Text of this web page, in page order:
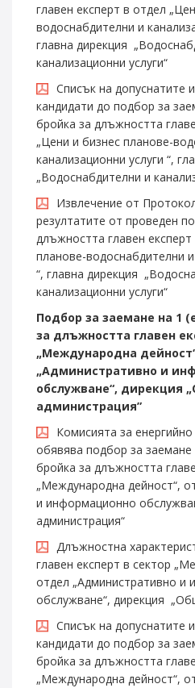
главен експерт в отдел
водоснабдителни и
главна дирекция
канализационни услуги“
Списък на допуснатите
кандидати до подбор за
бройка за длъжността
„Цени и бизнес планове-
канализационни услуги “,
„Водоснабдителни и
Извлечение от
резултатите от проведен
длъжността главен
планове-водоснабдителни
“, главна дирекция
канализационни услуги“
Подбор за заемане на 1 (
за длъжността главен
„Международна дейност
„Административно и
обслужване“, дирекция „
администрация”
Комисията за
обявява подбор за
бройка за длъжността
„Международна дейност“,
и информационно
администрация“
Длъжностна
главен експерт в сектор
отдел „Административно и
обслужване“, дирекция
Списък на допуснатите
кандидати до подбор за
бройка за длъжността
„Международна дейност“,